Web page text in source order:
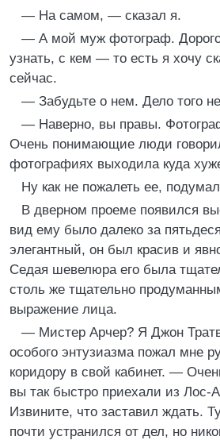
— На самом, — сказал я.
— А мой муж фотограф.
узнать, с кем — то есть я хочу
сейчас.
— Забудьте о нем. Дело того
— Наверно, вы правы.
Очень понимающие люди
фотографиях выходила куда
Ну как не пожалеть ее,
В дверном проеме появился
вид ему было далеко за
элегантный, он был красив и
Седая шевелюра его была
столь же тщательно
выражение лица.
— Мистер Арчер? Я Джон
особого энтузиазма пожал мне
коридору в свой кабинет. —
вы так быстро приехали из Лос-
Извините, что заставил ждать.
почти устранился от дел, но